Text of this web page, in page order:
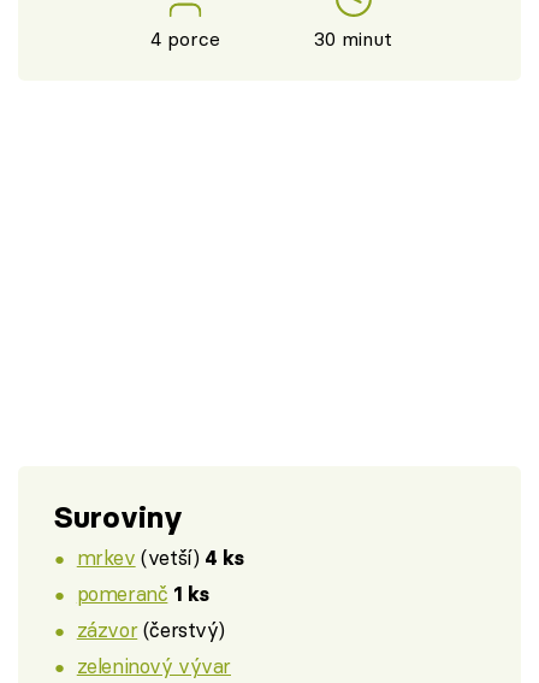
4 porce 30 minut
Suroviny
mrkev (vetší) 4 ks
pomeranč 1 ks
zázvor(čerstvý)
zeleninový vývar